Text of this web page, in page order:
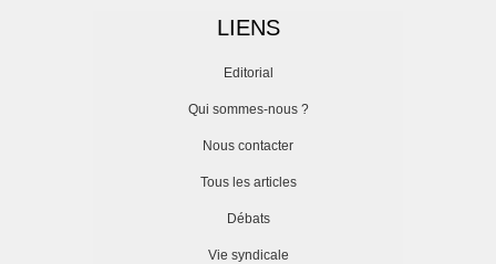
LIENS
Editorial
Qui sommes-nous ?
Nous contacter
Tous les articles
Débats
Vie syndicale